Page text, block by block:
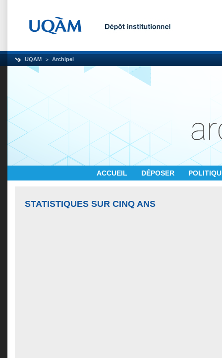
UQAM Archipel
ACCUEIL DÉPOSER
STATISTIQUES SUR CINQ ANS